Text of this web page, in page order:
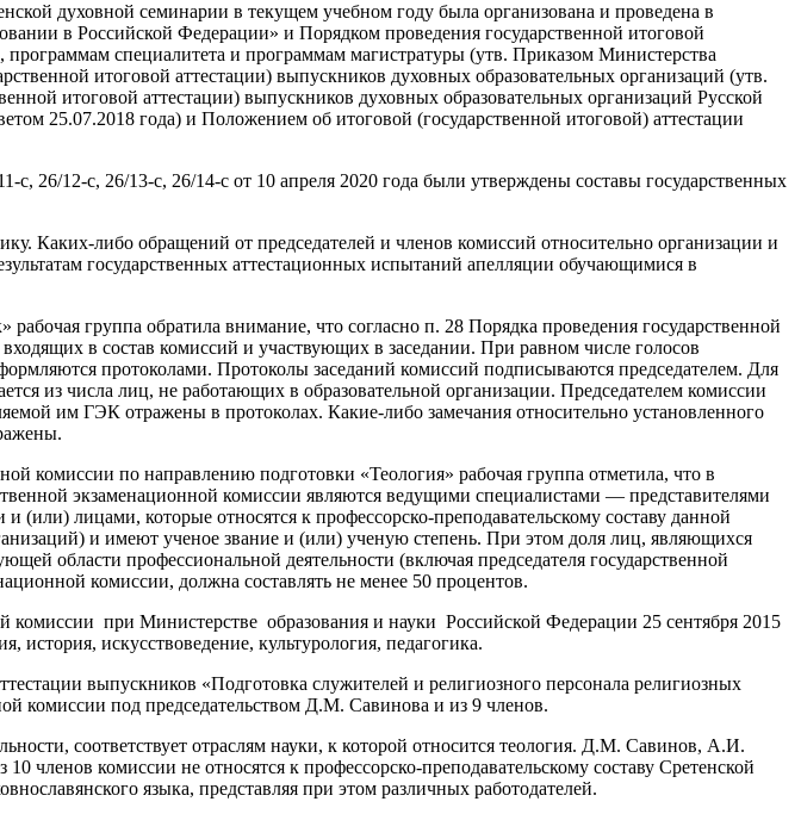
духовной семинарии в текущем учебном году была организована и проведена в
в Российской Федерации» и Порядком проведения государственной итоговой
специалитета и программам магистратуры (утв. Приказом Министерства
итоговой аттестации) выпускников духовных образовательных организаций (утв.
итоговой аттестации) выпускников духовных образовательных организаций Русской
25.07.2018 года) и Положением об итоговой (государственной итоговой) аттестации
26/12-с, 26/13-c, 26/14-с от 10 апреля 2020 года были утверждены составы государственных
Каких-либо обращений от председателей и членов комиссий относительно организации и
государственных аттестационных испытаний апелляции обучающимися в
группа обратила внимание, что согласно п. 28 Порядка проведения государственной
в состав комиссий и участвующих в заседании. При равном числе голосов
протоколами. Протоколы заседаний комиссий подписываются председателем. Для
из числа лиц, не работающих в образовательной организации. Председателем комиссии
им ГЭК отражены в протоколах. Какие-либо замечания относительно установленного
комиссии по направлению подготовки «Теология» рабочая группа отметила, что в
экзаменационной комиссии являются ведущими специалистами — представителями
(или) лицами, которые относятся к профессорско-преподавательскому составу данной
и имеют ученое звание и (или) ученую степень. При этом доля лиц, являющихся
области профессиональной деятельности (включая председателя государственной
комиссии, должна составлять не менее 50 процентов.
при Министерстве образования и науки Российской Федерации 25 сентября 2015
история, искусствоведение, культурология, педагогика.
выпускников «Подготовка служителей и религиозного персонала религиозных
комиссии под председательством Д.М. Савинова и из 9 членов.
соответствует отраслям науки, к которой относится теология. Д.М. Савинов, А.И.
комиссии не относятся к профессорско-преподавательскому составу Сретенской
языка, представляя при этом различных работодателей.